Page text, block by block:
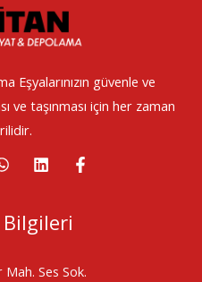
Eşyalarınızın güvenle ve
ve taşınması için her zaman
Mah. Ses Sok.